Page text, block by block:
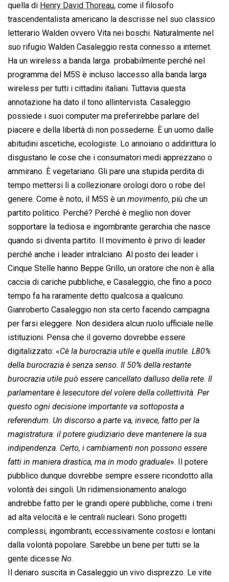
quella di Henry David Thoreau, come il filosofo
trascendentalista americano la descrisse nel suo classico
letterario Walden ovvero Vita nei boschi. Naturalmente nel
suo rifugio Walden Casaleggio resta connesso a internet.
Ha un wireless a banda larga  probabilmente perché nel
programma del M5S è incluso laccesso alla banda larga
wireless per tutti i cittadini italiani. Tuttavia questa
annotazione ha dato il tono allintervista. Casaleggio
possiede i suoi computer ma preferirebbe parlare del
piacere e della libertà di non possederne. È un uomo dalle
abitudini ascetiche, ecologiste. Lo annoiano o addirittura lo
disgustano le cose che i consumatori medi apprezzano o
ammirano. È vegetariano. Gli pare una stupida perdita di
tempo mettersi lì a collezionare orologi doro o robe del
genere. Come è noto, il M5S è un  movimento, più che un
partito politico. Perché? Perché è meglio non dover
sopportare la tediosa e ingombrante gerarchia che nasce
quando si diventa partito. Il movimento è privo di leader
perché anche i leader intralciano. Al posto dei leader i
Cinque Stelle hanno Beppe Grillo, un oratore che non è alla
caccia di cariche pubbliche, e Casaleggio, che fino a poco
tempo fa ha raramente detto qualcosa a qualcuno.
Gianroberto Casaleggio non sta certo facendo campagna
per farsi eleggere. Non desidera alcun ruolo ufficiale nelle
istituzioni. Pensa che il governo dovrebbe essere
digitalizzato: «Cè la burocrazia utile e quella inutile. L80%
della burocrazia è senza senso. Il 50% della restante
burocrazia utile può essere cancellato dalluso della rete. Il
parlamentare è lesecutore del volere della collettività. Per
questo ogni decisione importante va sottoposta a
referendum. Un discorso a parte va, invece, fatto per la
magistratura: il potere giudiziario deve mantenere la sua
indipendenza. Certo, i cambiamenti non possono essere
fatti in maniera drastica, ma in modo graduale». Il potere
pubblico dunque dovrebbe sempre essere ricondotto alla
volontà dei singoli. Un ridimensionamento analogo
andrebbe fatto per le grandi opere pubbliche, come i treni
ad alta velocità e le centrali nucleari. Sono progetti
complessi, ingombranti, eccessivamente costosi e lontani
dalla volontà popolare. Sarebbe un bene per tutti se la
gente dicesse  No.
Il denaro suscita in Casaleggio un vivo disprezzo. Le vite